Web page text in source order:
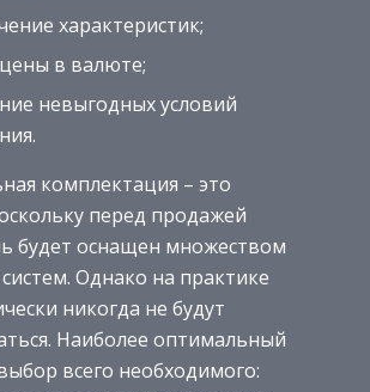
характеристик;
в валюте;
невыгодных условий
комплектация – это
перед продажей
будет оснащен множеством
Однако на практике
никогда не будут
Наиболее оптимальный
всего необходимого: